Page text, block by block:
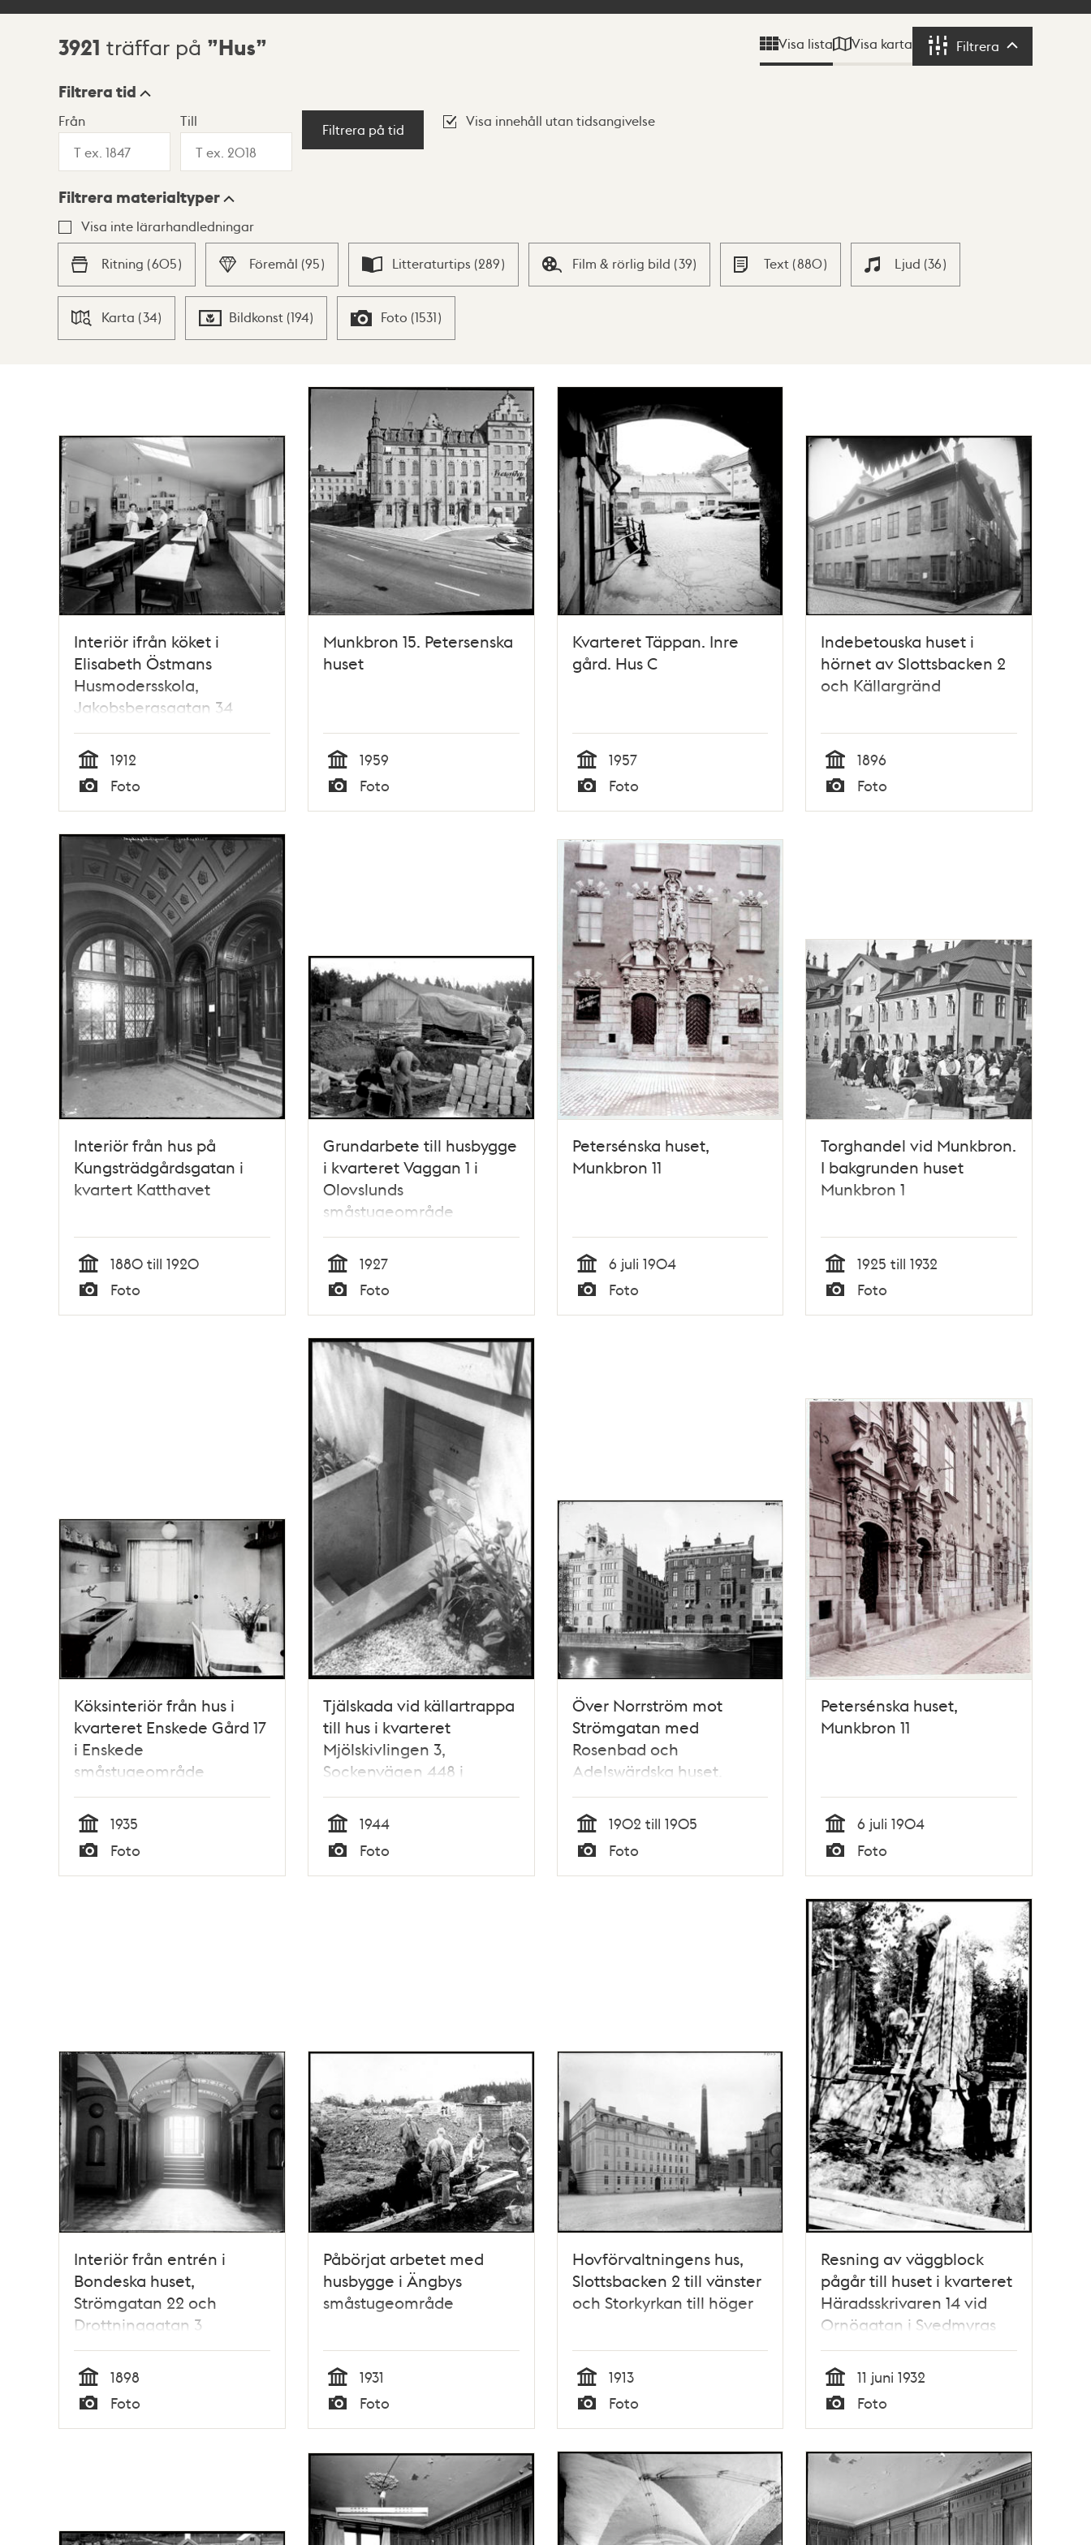
Sökresultat
3921 träffar på Hus Visa lista Visa karta Filtrera Filtrera
Visningsläge
Lista Karta
Filtrera tid
Från Till
Filtrera på tid
Visa innehåll utan tidsangivelse
Filtrera materialtyper
Visa inte lärarhandledningar
Ritning (605) Föremål (95) Litteraturtips (289) Film & rörlig bild (39) Text (880) Ljud (36)
Karta (34) Bildkonst (194) Foto (1531)
Interiör ifrån köket i
Elisabeth Östmans
Husmodersskola,
Jakobsbergsgatan 34
Tid
1912
Typ
Foto
Munkbron 15. Petersenska
huset
Tid
1959
Typ
Foto
Kvarteret Täppan. Inre
gård. Hus C
Tid
1957
Typ
Foto
Indebetouska huset i
hörnet av Slottsbacken 2
och Källargränd
Tid
1896
Typ
Foto
Interiör från hus på
Kungsträdgårdsgatan i
kvartert Katthavet
Tid
1880 till 1920
Typ
Foto
Grundarbete till husbygge
i kvarteret Vaggan 1 i
Olovslunds
småstugeområde
Tid
1927
Typ
Foto
Petersénska huset,
Munkbron 11
Tid
6 juli 1904
Typ
Foto
Torghandel vid Munkbron.
I bakgrunden huset
Munkbron 1
Tid
1925 till 1932
Typ
Foto
Köksinteriör från hus i
kvarteret Enskede Gård 17
i Enskede
småstugeområde
Tid
1935
Foto
Tjälskada vid källartrappa
till hus i kvarteret
Mjölskivlingen 3,
Sockenvägen 448 i
Enskedes
småstugeområde
Tid
1944
Foto
Över Norrström mot
Strömgatan med
Rosenbad och
Adelswärdska huset.
Tid
1902 till 1905
Foto
Petersénska huset,
Munkbron 11
Tid
6 juli 1904
Foto
Interiör från entrén i
Bondeska huset,
Strömgatan 22 och
Drottninggatan 3
Tid
1898
Typ
Foto
Påbörjat arbetet med
husbygge i Ängbys
småstugeområde
Tid
1931
Typ
Foto
Hovförvaltningens hus,
Slottsbacken 2 till vänster
och Storkyrkan till höger
Tid
1913
Typ
Foto
Resning av väggblock
pågår till huset i kvarteret
Häradsskrivaren 14 vid
Ornögatan i Svedmyras
småstugeområde
Tid
11 juni 1932
Typ
Foto